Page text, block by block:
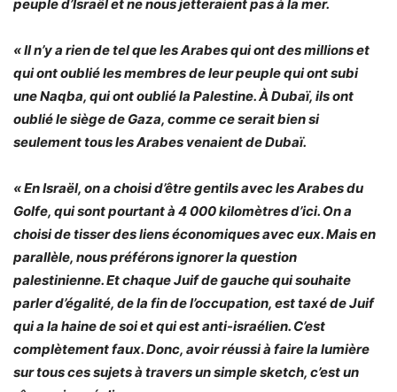
peuple d’Israël et ne nous jetteraient pas à la mer.
« Il n’y a rien de tel que les Arabes qui ont des millions et
qui ont oublié les membres de leur peuple qui ont subi
une Naqba, qui ont oublié la Palestine. À Dubaï, ils ont
oublié le siège de Gaza, comme ce serait bien si
seulement tous les Arabes venaient de Dubaï.
« En Israël, on a choisi d’être gentils avec les Arabes du
Golfe, qui sont pourtant à 4 000kilomètres d’ici. On a
choisi de tisser des liens économiques avec eux. Mais en
parallèle, nous préférons ignorer la question
palestinienne. Et chaque Juif de gauche qui souhaite
parler d’égalité, de la fin de l’occupation, est taxé de Juif
qui a la haine de soi et qui est anti-israélien. C’est
complètement faux. Donc, avoir réussi à faire la lumière
sur tous ces sujets à travers un simple sketch, c’est un